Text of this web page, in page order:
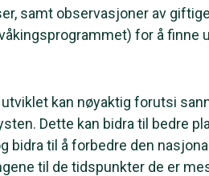
samt observasjoner av
for å
kan nøyaktig forutsi
Dette kan bidra til bedre
bidra til å forbedre den
til de tidspunkter de er